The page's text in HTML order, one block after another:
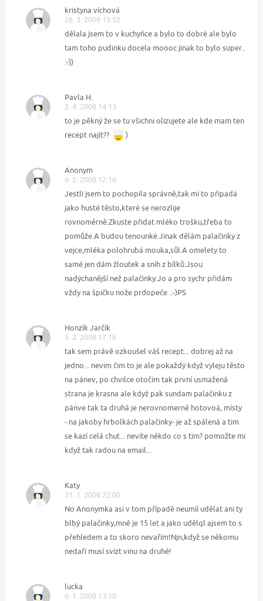
kristyna víchová
26. 3. 2009 15:52
dělala jsem to v kuchyňce a bylo to dobré ale bylo
tam toho pudinku docela moooc jinak to bylo super..
:-))
Pavla H.
2. 4. 2008 14:13
to je pěkný že se tu všichni olizujete ale kde mam ten
recept najít??
)
Anonym
6. 2. 2008 12:16
Jestli jsem to pochopila správně,tak mi to připadá
jako husté těsto,které se nerozlije
rovnoměrně.Zkuste přidat mléko trošku,třeba to
pomůže.A budou tenounké.Jinak dělám palačinky z
vejce,mléka polohrubá mouka,sůl.A omelety to
samé jen dám žloutek a sníh z bílků.Jsou
nadýchanější než palačinky.Jo a pro sychr přidám
vždy na špičku nože prdopeče .:-)PS
Honzík Jarčík
5. 2. 2008 17:16
tak sem právě ozkoušel váš recept... dobrej až na
jedno... nevim čim to je ale pokaždý když vyleju těsto
na pánev, po chvilce otočim tak první usmažená
strana je krasna ale když pak sundam palačinku z
pánve tak ta druhá je nerovnomerně hotovoá, místy
- na jakoby hrbolkách palačinky- je až spálená a tim
se kazí celá chut... nevíte někdo co s tim? pomožte mi
když tak radou na email...
Katy
31. 1. 2008 22:00
No Anonymka asi v tom případě neumíí udělat ani ty
blbý palačinky,mně je 15 let a jako udělql ajsem to s
přehledem a to skoro nevařím!Njn,když se někomu
nedaří musí svízt vinu na druhé!
lucka
6. 1. 2008 13:10